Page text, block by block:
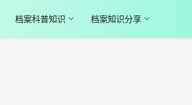
档案科普知识 档案知识分享